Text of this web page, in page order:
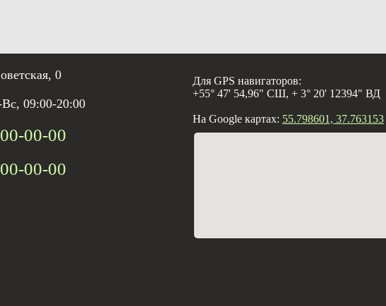
0
09:00-20:00
00-00
00-00
Для GPS навигаторов:
+55° 47' 54,96" СШ, + 3° 20' 12394" ВД
На Google картах: 55.798601, 37.763153